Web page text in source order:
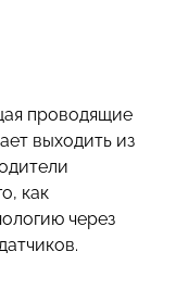
проводящие
выходить из
как
через